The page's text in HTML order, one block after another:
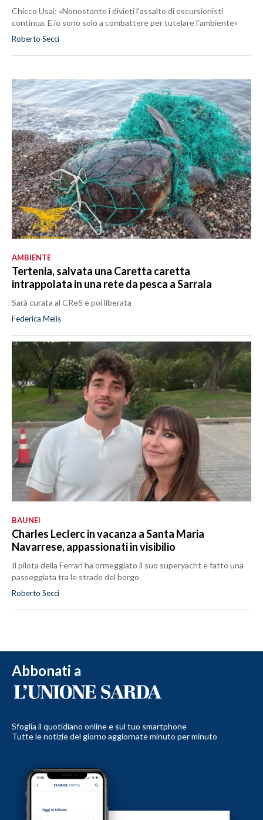
Chicco Usai: «Nonostante i divieti l’assalto di escursionisti
continua. E io sono solo a combattere per tutelare l’ambiente»
Roberto Secci
AMBIENTE
Tertenia, salvata una Caretta caretta
intrappolata in una rete da pesca a Sarrala
Sarà curata al CReS e poi liberata
Federica Melis
BAUNEI
Charles Leclerc in vacanza a Santa Maria
Navarrese, appassionati in visibilio
Il pilota della Ferrari ha ormeggiato il suo superyacht e fatto una
passeggiata tra le strade del borgo
Roberto Secci
Abbonati a
Sfoglia il quotidiano online e sul tuo smartphone
Tutte le notizie del giorno aggiornate minuto per minuto